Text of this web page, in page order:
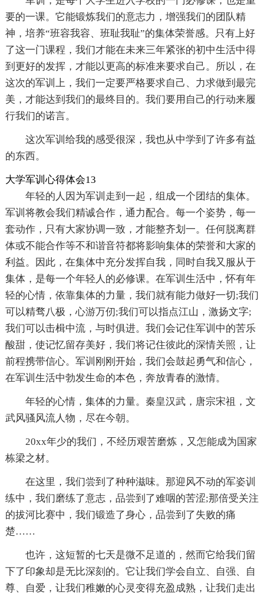
要的一课。它能锻炼我们的意志力，增强我们的团队精
神，培养“班容我容、班耻我耻”的集体荣誉感。只有上好
了这一门课程，我们才能在未来三年紧张的初中生活中得
到更好的发挥，才能以更高的标准来要求自己。所以，在
这次的军训上，我们一定要严格要求自己、力求做到最完
美，才能达到我们的最终目的。我们要用自己的行动来履
行我们的诺言。
这次军训给我的感受很深，我也从中学到了许多有益
的东西。
大学军训心得体会13
年轻的人因为军训走到一起，组成一个团结的集体。
军训将教会我们精诚合作，通力配合。每一个姿势，每一
套动作，只有大家协调一致，才能整齐划一。任何脱离群
体或不能合作等不和谐音符都将影响集体的荣誉和大家的
利益。因此，在集体中充分发挥自我，同时自我又服从于
集体，是每一个年轻人的必修课。在军训生活中，怀有年
轻的心情，依靠集体的力量，我们就有能力做好一切;我们
可以精骛八极，心游万仞;我们可以指点江山，激扬文字;
我们可以击楫中流，与时俱进。我们会记住军训中的苦乐
酸甜，使记忆留存美好，我们将记住彼此的深情关照，让
前程携带信心。军训刚刚开始，我们会鼓起勇气和信心，
在军训生活中勃发生命的本色，奔放青春的激情。
年轻的心情，集体的力量。秦皇汉武，唐宗宋祖，文
武风骚风流人物，尽在今朝。
20xx年少的我们，不经历艰苦磨炼，又怎能成为国家
栋梁之材。
在这里，我们尝到了种种滋味。那迎风不动的军姿训
练中，我们磨练了意志，品尝到了难咽的苦涩;那倍受关注
的拔河比赛中，我们锻造了身心，品尝到了失败的痛
楚……
也许，这短暂的七天是微不足道的，然而它给我们留
下了印象却是无比深刻的。它让我们学会自立、自强、自
尊、自爱，让我们稚嫩的心灵变得充盈成熟，让我们走出